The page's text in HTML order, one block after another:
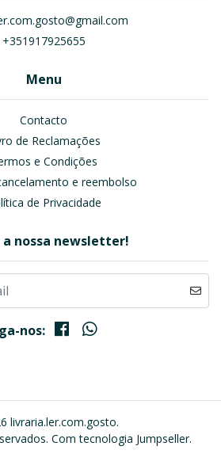
+351917925655
Menu
Contacto
de Reclamações
e Condições
e reembolso
de Privacidade
a nossa newsletter!
nos:
livraria.ler.com.gosto.
Com tecnologia Jumpseller.